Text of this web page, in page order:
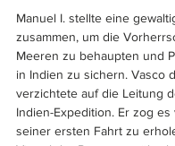
Manuel I. stellte eine
zusammen, um die
Meeren zu behaupten und
in Indien zu sichern. Vasco
verzichtete auf die Leitung
Indien-Expedition. Er zog es
seiner ersten Fahrt zu